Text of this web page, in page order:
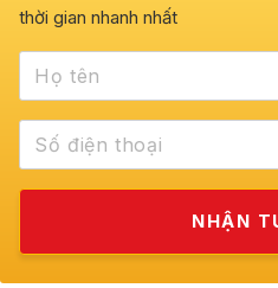
thời gian nhanh nhất